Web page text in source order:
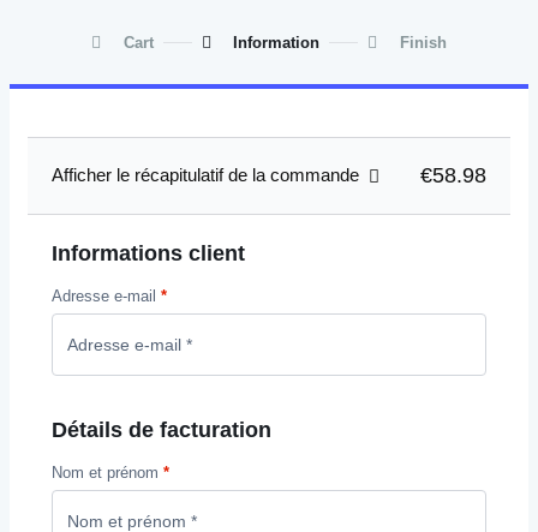
Cart Information Finish
Afficher le récapitulatif de la commande €58.98
Informations client
Adresse e-mail *
Détails de facturation
Nom et prénom *